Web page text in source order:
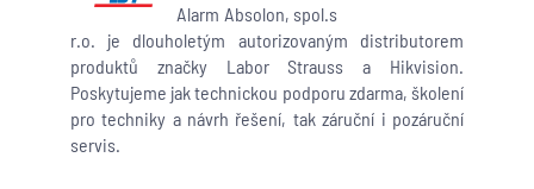
Alarm Absolon, spol.s
r.o. je dlouholetým autorizovaným distributorem
produktů značky Labor Strauss a Hikvision.
Poskytujeme jak technickou podporu zdarma, školení
pro techniky a návrh řešení, tak záruční i pozáruční
servis.